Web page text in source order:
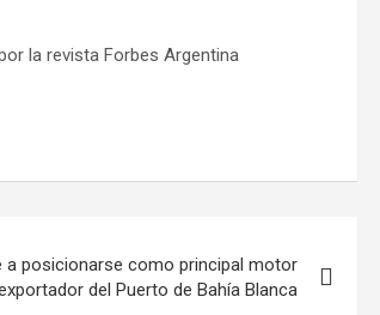
la revista Forbes Argentina
a posicionarse como principal motor
del Puerto de Bahía Blanca